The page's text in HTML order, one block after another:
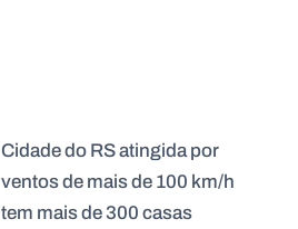
Cidade do RS atingida por
ventos de mais de 100 km/h
tem mais de 300 casas